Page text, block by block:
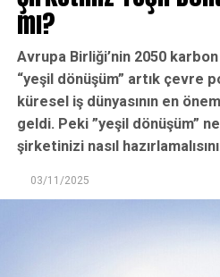
mı?
Avrupa Birliği’nin 2050
“yeşil dönüşüm” artık çevre
küresel iş dünyasının en
geldi. Peki ”yeşil dönüşüm”
şirketinizi nasıl
03/11/2025